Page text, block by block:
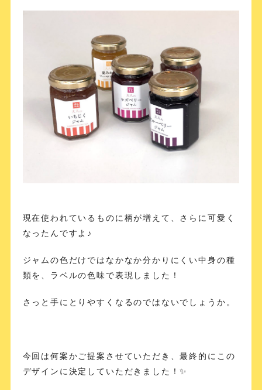
現在使われているものに柄が増えて、さらに可愛く
なったんですよ♪
ジャムの色だけではなかなか分かりにくい中身の種
類を、ラベルの色味で表現しました！
さっと手にとりやすくなるのではないでしょうか。
今回は何案かご提案させていただき、最終的にこの
デザインに決定していただきました！✨